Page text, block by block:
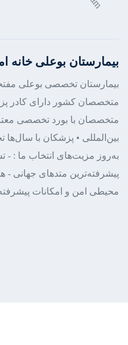
بیمارستان بوعلی
بیمارستان تخصصی بوعلی
متخصصان کشور دارای
متخصصان با بورد تخصصی
بین‌المللی • پزشکان با سال‌ها
به‌روز مزیت‌های انتخاب ما : -
پیشرفته‌ترین متدهای جهانی -
محیطی امن و امکانات